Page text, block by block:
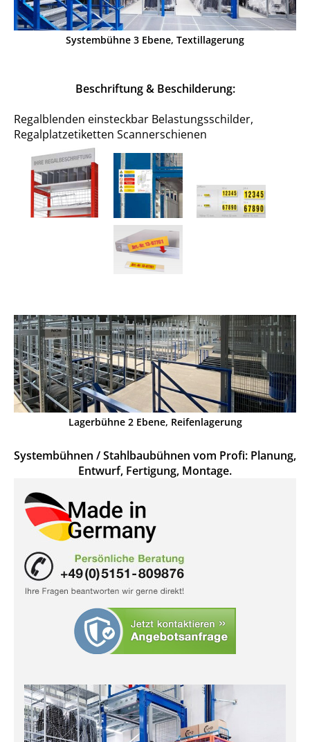
Systembühne 3 Ebene, Textillagerung
Beschriftung & Beschilderung:
Regalblenden einsteckbar Belastungsschilder,
Regalplatzetiketten Scannerschienen
Lagerbühne 2 Ebene, Reifenlagerung
Systembühnen / Stahlbaubühnen vom Profi: Planung,
Entwurf, Fertigung, Montage.